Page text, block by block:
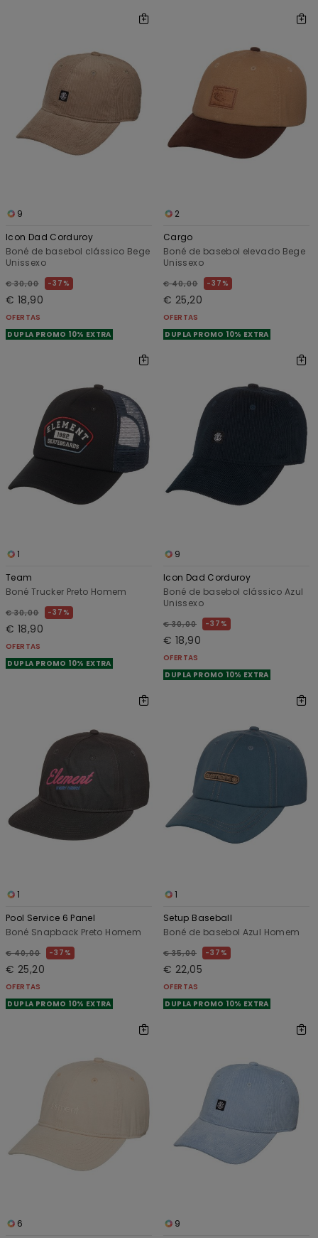
9
Icon Dad Corduroy
Boné de basebol clássico Bege
Unissexo
€ 30,00 37%
€ 18,90
OFERTAS
DUPLA PROMO 10% EXTRA
2
Cargo
Boné de basebol elevado Bege
Unissexo
€ 40,00 37%
€ 25,20
OFERTAS
DUPLA PROMO 10% EXTRA
1
Team
Boné Trucker Preto Homem
€ 30,00 37%
€ 18,90
OFERTAS
DUPLA PROMO 10% EXTRA
9
Icon Dad Corduroy
Boné de basebol clássico Azul
Unissexo
€ 30,00 37%
€ 18,90
OFERTAS
DUPLA PROMO 10% EXTRA
1
Pool Service 6 Panel
Boné Snapback Preto Homem
€ 40,00 37%
€ 25,20
OFERTAS
DUPLA PROMO 10% EXTRA
1
Setup Baseball
Boné de basebol Azul Homem
€ 35,00 37%
€ 22,05
OFERTAS
DUPLA PROMO 10% EXTRA
6 9